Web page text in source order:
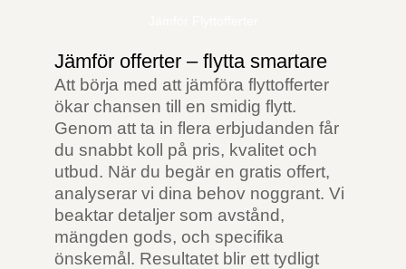
Jämför offerter – flytta smartare
Att börja med att jämföra flyttofferter
ökar chansen till en smidig flytt.
Genom att ta in flera erbjudanden får
du snabbt koll på pris, kvalitet och
utbud. När du begär en gratis offert,
analyserar vi dina behov noggrant. Vi
beaktar detaljer som avstånd,
mängden gods, och specifika
önskemål. Resultatet blir ett tydligt